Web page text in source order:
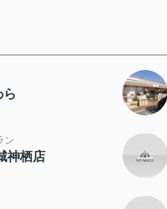
ら
ン
神栖店